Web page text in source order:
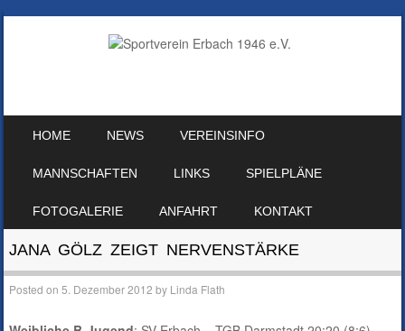
HOME NEWS VEREINSINFO
MANNSCHAFTEN LINKS SPIELPLÄNE
FOTOGALERIE ANFAHRT KONTAKT
JANA GÖLZ ZEIGT NERVENSTÄRKE
Posted on5. Dezember 2012 by Linda Flath